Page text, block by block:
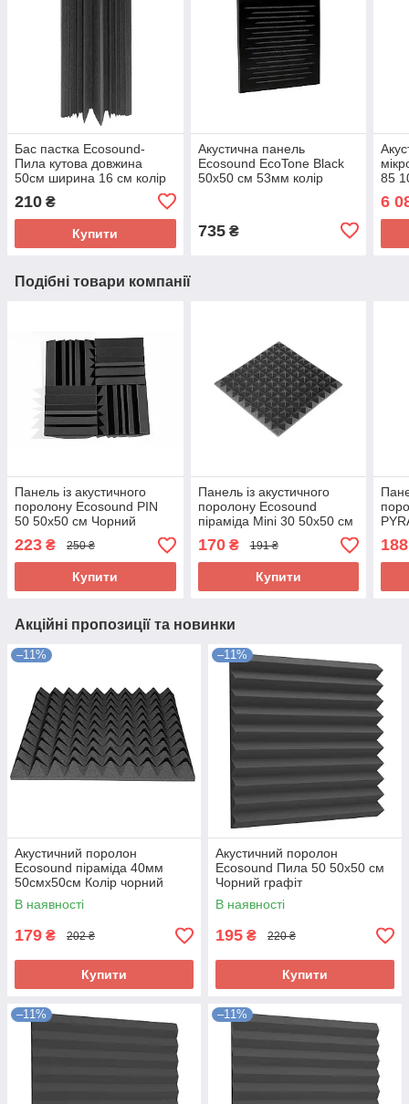
Бас пастка Ecosound-
Пила кутова довжина
50см ширина 16 см колір
210 ₴
Купити
Акустична панель
Ecosound EcoTone Black
50х50 см 53мм колір
735₴
85
6
Подібні товари компанії
Панель із акустичного
поролону Ecosound PIN
50 50х50 см Чорний
графіт
223 ₴ 250 ₴
Купити
Панель із акустичного
поролону Ecosound
піраміда Mini 30 50х50 см
Чорний графіт
170₴ 191 ₴
Купити
188
Акційні пропозиції та новинки
–11%
Акустичний поролон
Ecosound піраміда 40мм
50смх50см Колір чорний
графіт
В наявності
179 ₴ 202 ₴
Купити
–11%
Акустичний поролон
Ecosound Пила 50 50х50 см
Чорний графіт
В наявності
195 ₴ 220 ₴
Купити
–11% –11%